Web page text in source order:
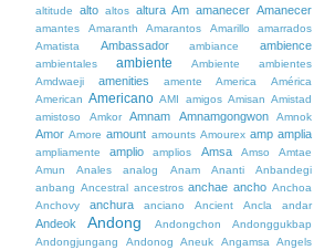
altitude
alto altos altura Am amanecer Amanecer
amantes Amaranth Amarantos Amarillo
amarrados
Amatista
Ambassador ambiance ambience
ambientales ambiente Ambiente
ambientes
Amdwaeji
amenities amente America
América
American Americano AMI amigos Amisan Amistad
amistoso
Amkor Amnam Amnamgongwon Amnok
Amor Amore amount amounts Amourex amp amplia
ampliamente amplio amplios Amsa Amso
Amtae
Amun
Anales analog Anam Ananti
Anbandegi
anbang Ancestral ancestros anchae ancho Anchoa
Anchovy
anchura anciano Ancient Ancla andar
Andeok Andong Andongchon
Andonggukbap
Andongjungang
Andonog Aneuk Angamsa
Angels